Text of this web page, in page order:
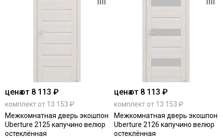
ценаот 8 113 ₽
комплект от 13 153 ₽
Межкомнатная дверь экошпон
Uberture 2125 капучино велюр
остеклённая
ценаот 8 113 ₽
комплект от 13 153 ₽
Межкомнатная дверь экошпон
Uberture 2126 капучино велюр
остеклённая